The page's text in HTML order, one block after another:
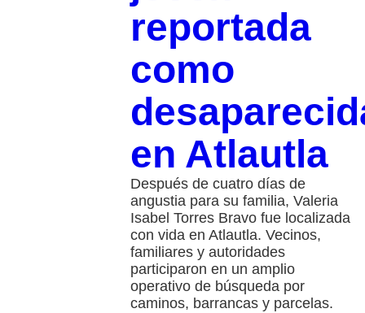
reportada
como
en Atlautla
Después de cuatro días de
angustia para su familia, Valeria
Isabel Torres Bravo fue localizada
con vida en Atlautla. Vecinos,
familiares y autoridades
participaron en un amplio
operativo de búsqueda por
caminos, barrancas y parcelas.